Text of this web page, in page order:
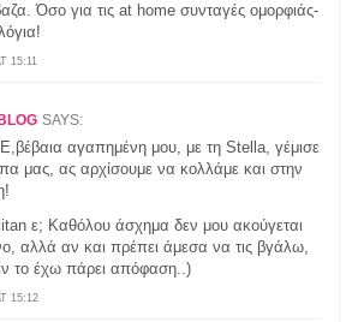
15:11
Όσο για τις at home συνταγές ομορφιάς-
SAYS:
15:12
αγαπημένη μου, με τη Stella, γέμισε
μας, ας αρχίσουμε να κολλάμε και στην
ε; Καθόλου άσχημα δεν μου ακούγεται
αλλά αν και πρέπει άμεσα να τις βγάλω,
το έχω πάρει απόφαση..)